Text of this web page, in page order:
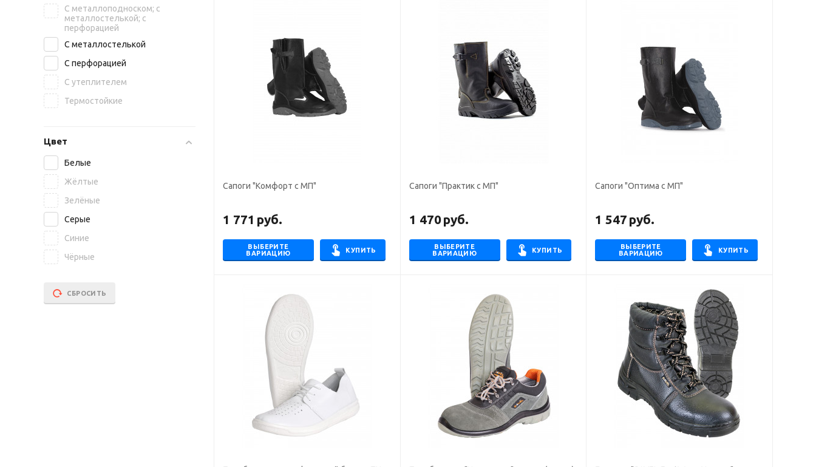
Сапоги "Комфорт с МП"
1 771 руб.
ВЫБЕРИТЕ
ВАРИАЦИЮ
КУПИТЬ
Сапоги "Практик с МП"
1 470руб.
ВЫБЕРИТЕ
ВАРИАЦИЮ
КУПИТЬ
Сапоги "Оптима с МП"
1 547 руб.
ВЫБЕРИТЕ
ВАРИАЦИЮ
КУПИТЬ
С металлоподноском; с
металлостелькой; с
перфорацией
С металлостелькой
С перфорацией
С утеплителем
Термостойкие
Цвет
Белые
Жёлтые
Зелёные
Серые
Синие
Чёрные
СБРОСИТЬ